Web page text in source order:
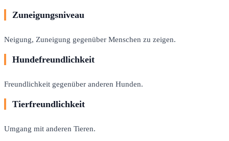
Zuneigungsniveau
Neigung, Zuneigung gegenüber Menschen zu zeigen.
Hundefreundlichkeit
Freundlichkeit gegenüber anderen Hunden.
Tierfreundlichkeit
Umgang mit anderen Tieren.